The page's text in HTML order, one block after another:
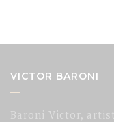
VICTOR BARONI
Baroni Victor,